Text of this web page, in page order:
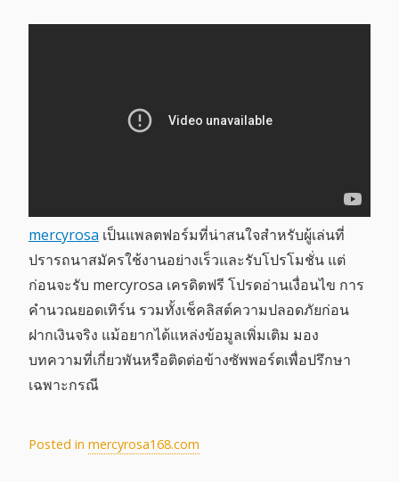
mercyrosa เป็นแพลตฟอร์มที่น่าสนใจสำหรับผู้เล่นที่
ปรารถนาสมัครใช้งานอย่างเร็วและรับโปรโมชั่น แต่
ก่อนจะรับ mercyrosa เครดิตฟรี โปรดอ่านเงื่อนไข การ
คำนวณยอดเทิร์น รวมทั้งเช็คลิสต์ความปลอดภัยก่อน
ฝากเงินจริง แม้อยากได้แหล่งข้อมูลเพิ่มเติม มอง
บทความที่เกี่ยวพันหรือติดต่อข้างซัพพอร์ตเพื่อปรึกษา
เฉพาะกรณี
Posted in mercyrosa168.com